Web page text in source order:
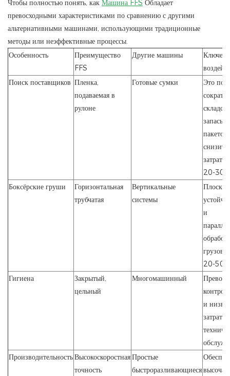
Чтобы полностью понять, как Машина FFS Обладает
превосходными характеристиками по сравнению с другими
альтернативными машинами, использующими традиционные
методы или неэффективные процессы.
Особенность
Преимущество
FFS
Другие машины
Поиск поставщиков Пленка,
подаваемая в
рулоне
Готовые сумки
Это
запасы
пакетов
снизить
затраты
20-
Боксёрские груши
Горизонтальная
трубчатая
Вертикальные
системы
Плоская
и
грузов
20-50
Гигиена
Закрытый,
цельный
Многомашинный
и
затраты
ПроизводительностьВысокоскоростная
точность
Простые
быстроразливающиеся